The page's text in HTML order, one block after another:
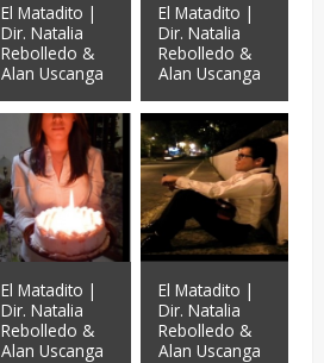
El Matadito |
Dir. Natalia
Rebolledo &
Alan Uscanga
El Matadito |
Dir. Natalia
Rebolledo &
Alan Uscanga
El Matadito |
Dir. Natalia
Rebolledo &
Alan Uscanga
El Matadito |
Dir. Natalia
Rebolledo &
Alan Uscanga